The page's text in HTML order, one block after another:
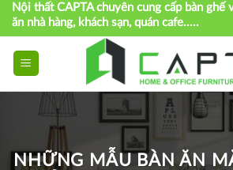
Skip
content
Nội thất CAPTA chuyên cung cấp bàn ghế
ăn nhà hàng, khách sạn, quán cafe.....
NHỮNG MẪU BÀN ĂN